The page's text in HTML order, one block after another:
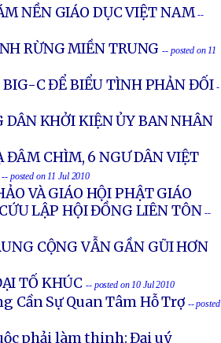
NỀN GIÁO DỤC VIỆT NAM--
RỪNG MIỀN TRUNG -- posted on 11
BIG-C ĐỂ BIỂU TÌNH PHẢN ĐỐI -
DÂN KHỞI KIỆN ỦY BAN NHÂN
ĐÂM CHÌM, 6 NGƯ DÂN VIỆT
-- posted on 11 Jul 2010
VÀ GIÁO HỘI PHẬT GIÁO
LẬP HỘI ĐỒNG LIÊN TÔN --
CỘNG VẪN GẦN GŨI HƠN
TỐ KHÚC -- posted on 10 Jul 2010
Cần Sự Quan Tâm Hỗ Trợ -- posted
phải làm thinh: Đại uý